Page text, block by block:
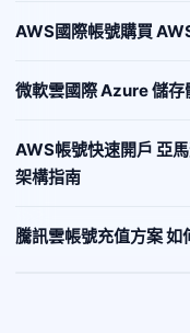
AWS國際帳號購買
微軟雲國際 Azure 儲存
AWS帳號快速開戶 亞
架構指南
騰訊雲帳號充值方案